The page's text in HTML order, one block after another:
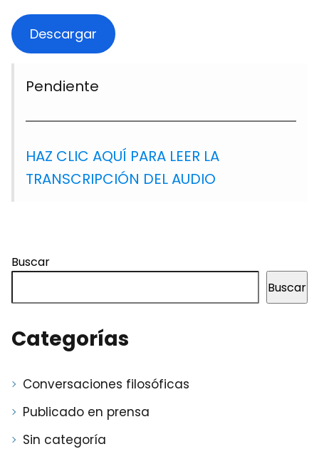
Descargar
Pendiente
HAZ CLIC AQUÍ PARA LEER LA
TRANSCRIPCIÓN DEL AUDIO
Buscar
Buscar
Categorías
Conversaciones filosóficas
Publicado en prensa
Sin categoría